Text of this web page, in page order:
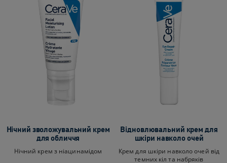
Нічний зволожувальний крем
для обличчя
Нічний крем з ніацинамідом
Відновлювальний крем для
шкіри навколо очей
Крем для шкіри навколо очей від
темних кіл та набряків